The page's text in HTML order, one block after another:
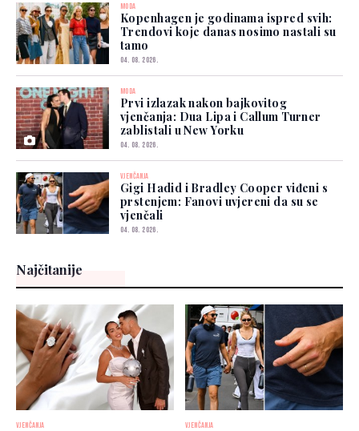
MODA
Kopenhagen je godinama ispred svih:
Trendovi koje danas nosimo nastali su
tamo
04. 08. 2026.
MODA
Prvi izlazak nakon bajkovitog
vjenčanja: Dua Lipa i Callum Turner
zablistali u New Yorku
04. 08. 2026.
VJENČANJA
Gigi Hadid i Bradley Cooper viđeni s
prstenjem: Fanovi uvjereni da su se
vjenčali
04. 08. 2026.
Najčitanije
VJENČANJA VJENČANJA